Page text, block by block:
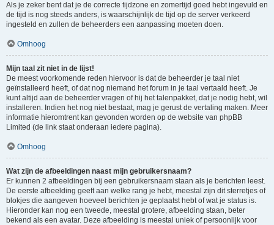
Als je zeker bent dat je de correcte tijdzone en zomertijd goed hebt ingevuld en
de tijd is nog steeds anders, is waarschijnlijk de tijd op de server verkeerd
ingesteld en zullen de beheerders een aanpassing moeten doen.
Omhoog
Mijn taal zit niet in de lijst!
De meest voorkomende reden hiervoor is dat de beheerder je taal niet
geïnstalleerd heeft, of dat nog niemand het forum in je taal vertaald heeft. Je
kunt altijd aan de beheerder vragen of hij het talenpakket, dat je nodig hebt, wil
installeren. Indien het nog niet bestaat, mag je gerust de vertaling maken. Meer
informatie hieromtrent kan gevonden worden op de website van phpBB
Limited (de link staat onderaan iedere pagina).
Omhoog
Wat zijn de afbeeldingen naast mijn gebruikersnaam?
Er kunnen 2 afbeeldingen bij een gebruikersnaam staan als je berichten leest.
De eerste afbeelding geeft aan welke rang je hebt, meestal zijn dit sterretjes of
blokjes die aangeven hoeveel berichten je geplaatst hebt of wat je status is.
Hieronder kan nog een tweede, meestal grotere, afbeelding staan, beter
bekend als een avatar. Deze afbeelding is meestal uniek of persoonlijk voor